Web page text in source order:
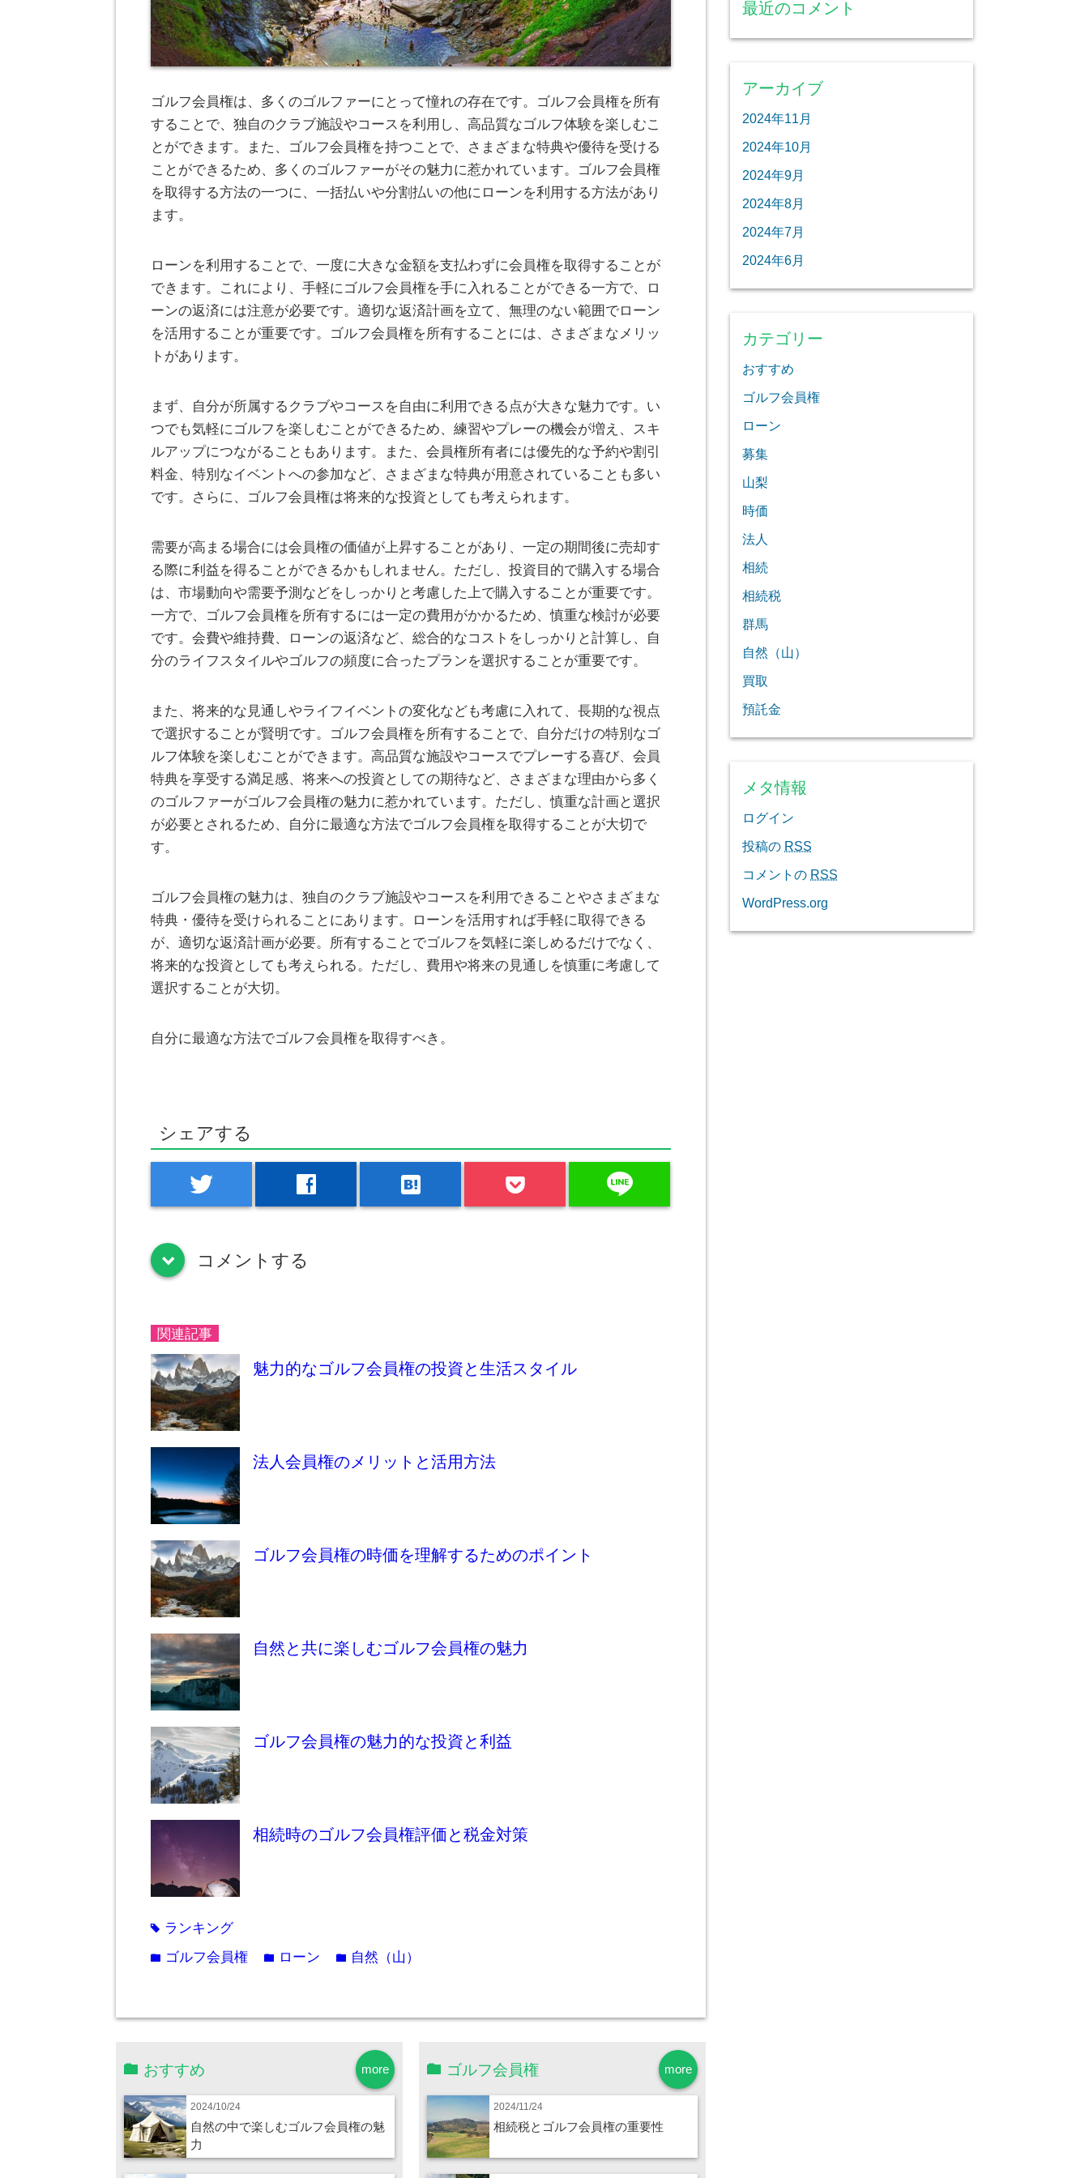
ゴルフ会員権は、多くのゴルファーにとって憧れの存在です。
ゴルフ会員権を所有
することで、独自のクラブ施設やコースを利用し、高品質なゴルフ体験を楽しむこ
とができます。また、ゴルフ会員権を持つことで、さまざまな特典や優待を受ける
ことができるため、多くのゴルファーがその魅力に惹かれています。ゴルフ会員権
を取得する方法の一つに、一括払いや分割払いの他にローンを利用する方法があり
ます。
ローンを利用することで、一度に大きな金額を支払わずに会員権を取得することが
できます。これにより、手軽にゴルフ会員権を手に入れることができる一方で、ロ
ーンの返済には注意が必要です。適切な返済計画を立て、無理のない範囲でローン
を活用することが重要です。ゴルフ会員権を所有することには、さまざまなメリッ
トがあります。
まず、自分が所属するクラブやコースを自由に利用できる点が大きな魅力です。い
つでも気軽にゴルフを楽しむことができるため、練習やプレーの機会が増え、スキ
ルアップにつながることもあります。また、会員権所有者には優先的な予約や割引
料金、特別なイベントへの参加など、さまざまな特典が用意されていることも多い
です。さらに、ゴルフ会員権は将来的な投資としても考えられます。
需要が高まる場合には会員権の価値が上昇することがあり、一定の期間後に売却す
る際に利益を得ることができるかもしれません。ただし、投資目的で購入する場合
は、市場動向や需要予測などをしっかりと考慮した上で購入することが重要です。
一方で、ゴルフ会員権を所有するには一定の費用がかかるため、慎重な検討が必要
です。会費や維持費、ローンの返済など、総合的なコストをしっかりと計算し、自
分のライフスタイルやゴルフの頻度に合ったプランを選択することが重要です。
また、将来的な見通しやライフイベントの変化なども考慮に入れて、長期的な視点
で選択することが賢明です。ゴルフ会員権を所有することで、自分だけの特別なゴ
ルフ体験を楽しむことができます。高品質な施設やコースでプレーする喜び、会員
特典を享受する満足感、将来への投資としての期待など、さまざまな理由から多く
のゴルファーがゴルフ会員権の魅力に惹かれています。ただし、慎重な計画と選択
が必要とされるため、自分に最適な方法でゴルフ会員権を取得することが大切で
す。
ゴルフ会員権の魅力は、独自のクラブ施設やコースを利用できることやさまざまな
特典・優待を受けられることにあります。ローンを活用すれば手軽に取得できる
が、適切な返済計画が必要。所有することでゴルフを気軽に楽しめるだけでなく、
将来的な投資としても考えられる。ただし、費用や将来の見通しを慎重に考慮して
選択することが大切。
自分に最適な方法でゴルフ会員権を取得すべき。
シェアする
twitter facebook hatenabookmark line
down コメントする
関連記事
魅力的なゴルフ会員権の投資と生活スタイル
法人会員権のメリットと活用方法
ゴルフ会員権の時価を理解するためのポイント
自然と共に楽しむゴルフ会員権の魅力
ゴルフ会員権の魅力的な投資と利益
相続時のゴルフ会員権評価と税金対策
tag ランキング
folder ゴルフ会員権 folder ローン folder 自然（山）
more
おすすめ
2024/10/24
自然の中で楽しむゴルフ会員権の魅
力
more
ゴルフ会員権
2024/11/24
相続税とゴルフ会員権の重要性
最近のコメント
アーカイブ
2024年11月
2024年10月
2024年9月
2024年8月
2024年7月
2024年6月
カテゴリー
おすすめ
ゴルフ会員権
ローン
募集
山梨
時価
法人
相続
相続税
群馬
自然（山）
買取
預託金
メタ情報
ログイン
投稿の RSS
コメントの RSS
WordPress.org